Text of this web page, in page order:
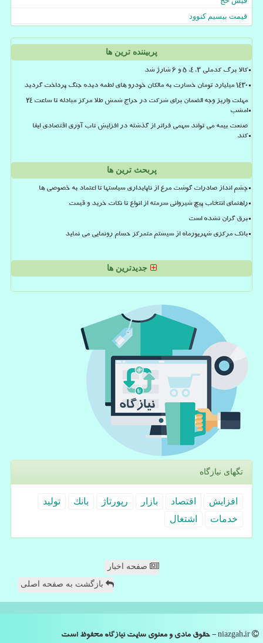
قیمت بیسیم کنوود
پربیننده ترین ها
کالا برگ کدملی 3، 4، 5 و 6 شارژ شد
۱۴۳۰ میلیارد تومان خسارت به مالکان خودرو های لطمه دیده جنگ پرداخت گردید
مهلت واریز وجه الضمان برای شرکت در حراج شمش طلا مرکز مبادله تا ساعت ۲۴
امشب
صنعت بیمه می تواند سهمی فراتر از گذشته در افزایش تاب آوری اقتصادی ایفا
کند
پربحث ترین ها
چشم انداز صادرات گوشت مرغ از ناپایداری سیاستها تا اعتماد به خصوصی ها
راهنمای انتخاب پیچ شیروانی سرمته از انواع تا نکات خرید و قیمت
برق گران نشده است
بانک مرکزی شهریورماه از سیستم متمرکز حسام رونمایی می نماید
جدیدترین ها
تگهای نیازگاه
افزایش اقتصاد بازار رپورتاژ بانك
تولید
خدمات
اشتغال
صفحه اخبار
بازگشت به صفحه اصلی